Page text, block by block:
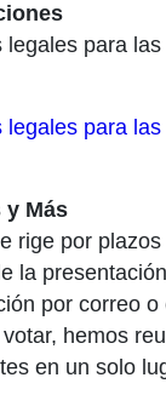
legales para
legales para
y Más
rige por
la
por correo
hemos
en un solo